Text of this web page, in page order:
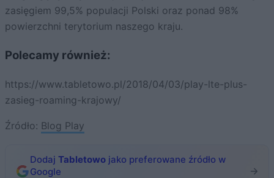
zasięgiem 99,5% populacji Polski oraz ponad 98%
powierzchni terytorium naszego kraju.
Polecamy również:
https://www.tabletowo.pl/2018/04/03/play-lte-plus-
zasieg-roaming-krajowy/
Źródło: Blog Play
Dodaj Tabletowo jako preferowane źródło w
Google